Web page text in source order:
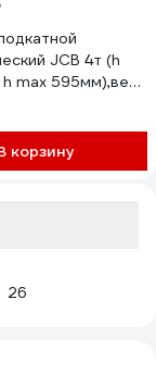
JCB 4т (h
max 595мм),вес
корзину
26